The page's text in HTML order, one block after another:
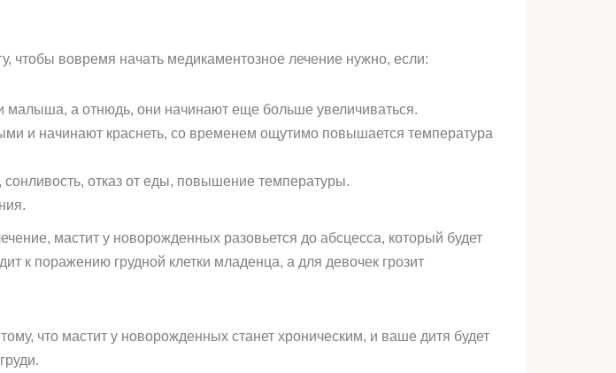
чтобы вовремя начать медикаментозное лечение нужно, если:
малыша, а отнюдь, они начинают еще больше увеличиваться.
и начинают краснеть, со временем ощутимо повышается температура
отказ от еды, повышение температуры.
мастит у новорожденных разовьется до абсцесса, который будет
к поражению грудной клетки младенца, а для девочек грозит
что мастит у новорожденных станет хроническим, и ваше дитя будет